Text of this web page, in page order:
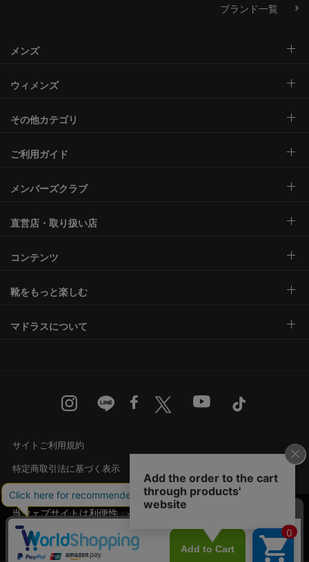
ブランド一覧
メンズ
ウィメンズ
その他カテゴリ
ご利用ガイド
メンバーズクラブ
直営店・取り扱い店
コンテンツ
靴をもっと楽しむ
マドラスについて
サイトご利用規約
特定商取引法に基づく表示
古物営業法に基づく表示
プライバシー規約・個人情報の取り扱い
カスタマーハラスメントに対する基本方針
当ウェブサイトは利便性、品質維持・向上を目的
にCookieを使用しております。詳細はプライバシ
ー規約をご覧ください。
承諾する